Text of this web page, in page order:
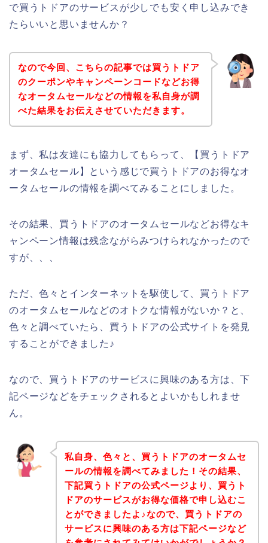
で買うトドアのサービスが少しでも安く申し込みでき
たらいいと思いませんか？
なので今回、こちらの記事では買うトドア
のクーポンやキャンペーンコードなどお得
なオータムセールなどの情報を私自身が調
べた結果をお伝えさせていただきます。
まず、私は友達にも協力してもらって、【買うトドア
オータムセール】という感じで買うトドアのお得なオ
ータムセールの情報を調べてみることにしました。
その結果、買うトドアのオータムセールなどお得なキ
ャンペーン情報は残念ながらみつけられなかったので
すが、、、
ただ、色々とインターネットを駆使して、買うトドア
のオータムセールなどのオトクな情報がないか？と、
色々と調べていたら、買うトドアの公式サイトを発見
することができました♪
なので、買うトドアのサービスに興味のある方は、下
記ページなどをチェックされるとよいかもしれませ
ん。
私自身、色々と、買うトドアのオータムセ
ールの情報を調べてみました！その結果、
下記買うトドアの公式ページより、買うト
ドアのサービスがお得な価格で申し込むこ
とができましたよ♪なので、買うトドアの
サービスに興味のある方は下記ページなど